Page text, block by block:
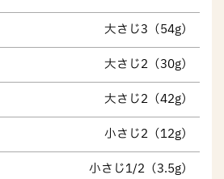
大さじ3（54g）
大さじ2（30g）
大さじ2（42g）
小さじ2（12g）
小さじ1/2（3.5g）